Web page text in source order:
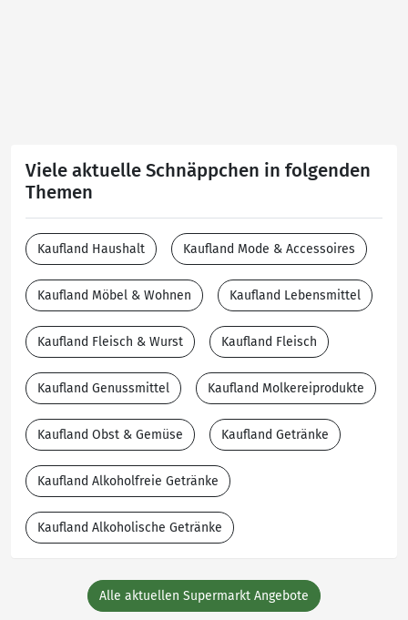
Viele aktuelle Schnäppchen in folgenden
Themen
Kaufland Haushalt Kaufland Mode & Accessoires
Kaufland Möbel & Wohnen Kaufland Lebensmittel
Kaufland Fleisch & Wurst Kaufland Fleisch
Kaufland Genussmittel Kaufland Molkereiprodukte
Kaufland Obst & Gemüse Kaufland Getränke
Kaufland Alkoholfreie Getränke
Kaufland Alkoholische Getränke
Alle aktuellen Supermarkt Angebote